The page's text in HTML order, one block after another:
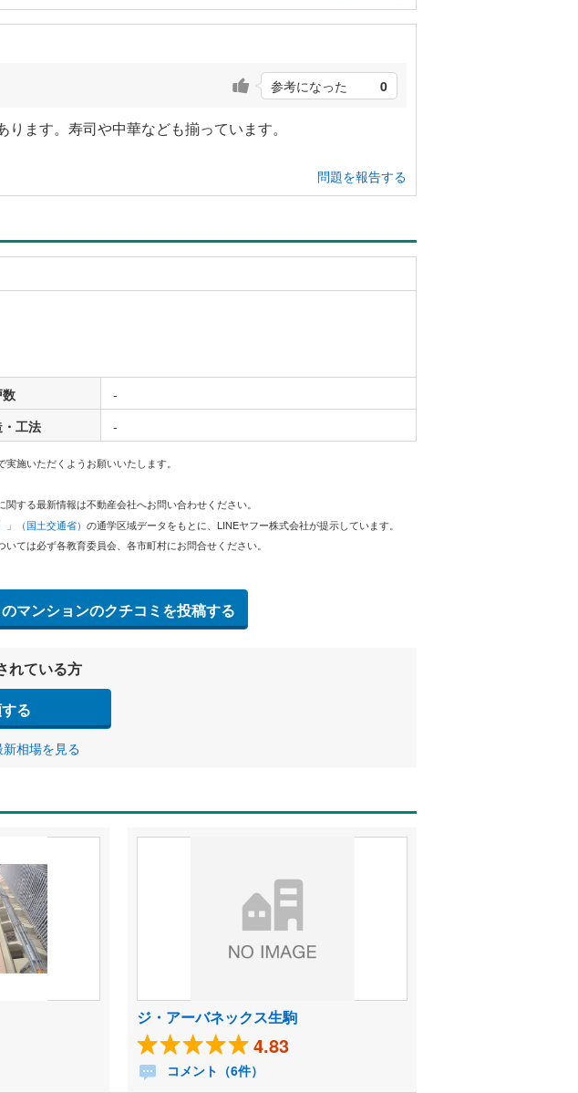
参考になった 0
ます。寿司や中華なども揃っています。
問題を報告する
-
工法 -
施いただくようお願いいたします。
する最新情報は不動産会社へお問い合わせください。
」（国土交通省） の通学区域データをもとに、LINEヤフー株式会社が提示しています。
ては必ず各教育委員会、各市町村にお問合せください。
マンションのクチコミを投稿する
れている方
る
相場を見る
ジ・アーバネックス生駒
4.83
コメント（6件）